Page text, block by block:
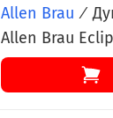
Allen Brau /
Allen Brau
хром